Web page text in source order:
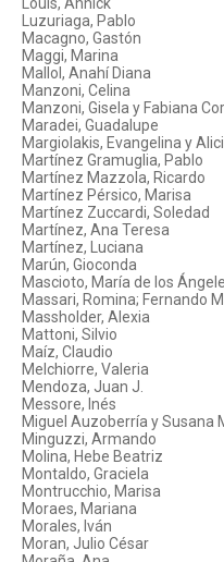
Luzuriaga, Pablo
Macagno, Gastón
Maggi, Marina
Mallol, Anahí Diana
Manzoni, Celina
Manzoni, Gisela y Fabiana
Maradei, Guadalupe
Margiolakis, Evangelina y
Martínez Gramuglia, Pablo
Martínez Mazzola, Ricardo
Martínez Pérsico, Marisa
Martínez Zuccardi, Soledad
Martínez, Ana Teresa
Martínez, Luciana
Marún, Gioconda
Mascioto, María de los
Massari, Romina; Fernando
Massholder, Alexia
Mattoni, Silvio
Maíz, Claudio
Melchiorre, Valeria
Mendoza, Juan J.
Messore, Inés
Miguel Auzoberría y Susana
Minguzzi, Armando
Molina, Hebe Beatriz
Montaldo, Graciela
Montrucchio, Marisa
Moraes, Mariana
Morales, Iván
Moran, Julio César